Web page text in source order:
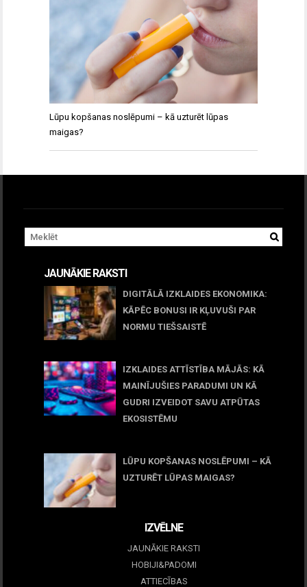
Lūpu kopšanas noslēpumi – kā uzturēt lūpas
maigas?
JAUNĀKIE RAKSTI
DIGITĀLĀ IZKLAIDES EKONOMIKA:
KĀPĒC BONUSI IR KĻUVUŠI PAR
NORMU TIEŠSAISTĒ
IZKLAIDES ATTĪSTĪBA MĀJĀS: KĀ
MAINĪJUŠIES PARADUMI UN KĀ
GUDRI IZVEIDOT SAVU ATPŪTAS
EKOSISTĒMU
LŪPU KOPŠANAS NOSLĒPUMI – KĀ
UZTURĒT LŪPAS MAIGAS?
IZVĒLNE
JAUNĀKIE RAKSTI
HOBIJI&PADOMI
ATTIECĪBAS